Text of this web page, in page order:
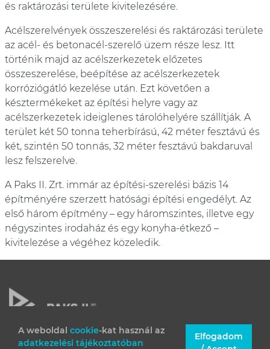
A weboldal cookie-kat használ az
adatkezelési tájékoztatóban
Elfogadom
és raktározási területe kivitelezésére.
Acélszerelvények összeszerelési és raktározási területe
az acél- és betonacél-szerelő üzem része lesz. Itt
történik majd az acélszerkezetek előzetes
összeszerelése, beépítése az acélszerkezetek
korróziógátló kezelése után. Ezt követően a
késztermékeket az építési helyre vagy az
acélszerkezetek ideiglenes tárolóhelyére szállítják. A
terület két 50 tonna teherbírású, 42 méter fesztávú és
két, szintén 50 tonnás, 32 méter fesztávú bakdaruval
lesz felszerelve.
A Paks II. Zrt. immár az építési-szerelési bázis 14
építményére szerzett hatósági építési engedélyt. Az
első három építmény – egy háromszintes, illetve egy
négyszintes irodaház és egy konyha-étkező –
kivitelezése a végéhez közeledik.